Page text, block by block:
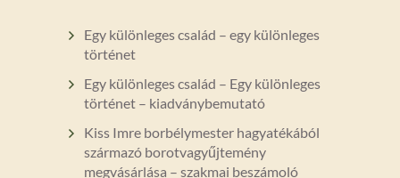
Egy különleges család – egy különleges
történet
Egy különleges család – Egy különleges
történet – kiadványbemutató
Kiss Imre borbélymester hagyatékából
származó borotvagyűjtemény
megvásárlása – szakmai beszámoló